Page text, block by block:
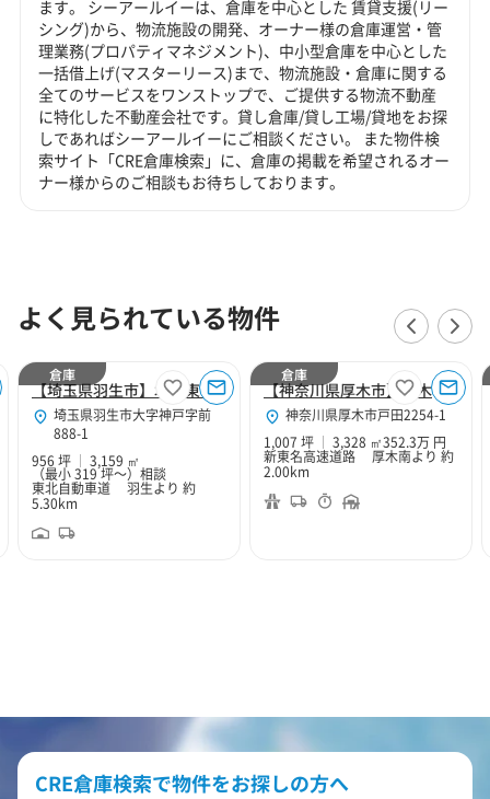
ます。 シーアールイーは、倉庫を中心とした 賃貸支援(リー
シング)から、物流施設の開発、オーナー様の倉庫運営・管
理業務(プロパティマネジメント)、中小型倉庫を中心とした
一括借上げ(マスターリース)まで、物流施設・倉庫に関する
全てのサービスをワンストップで、ご提供する物流不動産
に特化した不動産会社です。貸し倉庫/貸し工場/貸地をお探
しであればシーアールイーにご相談ください。 また物件検
索サイト「CRE倉庫検索」に、倉庫の掲載を希望されるオー
ナー様からのご相談もお待ちしております。
よく見られている物件
【埼玉県羽生市】北関東Hubセンター
埼玉県羽生市大字神戸字前
888-1
956 坪
3,159 ㎡
（最小 319 坪～） 相談
東北自動車道 羽生より 約
5.30km
倉庫
【神奈川県厚木市】厚木１０２
神奈川県厚木市戸田2254-1
1,007 坪
3,328 ㎡352.3万 円
新東名高速道路 厚木南より 約
2.00km
倉庫
CRE倉庫検索で物件をお探しの方へ